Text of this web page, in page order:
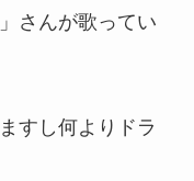
さんが歌ってい
すし何よりドラ